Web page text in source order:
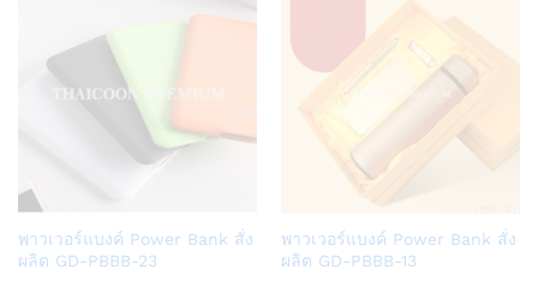
Add
to
พาวเวอร์แบงค์ Power Bank สั่ง
ผลิต GD-PBBB-23
Add
to
พาวเวอร์แบงค์ Power Bank สั่ง
ผลิต GD-PBBB-13